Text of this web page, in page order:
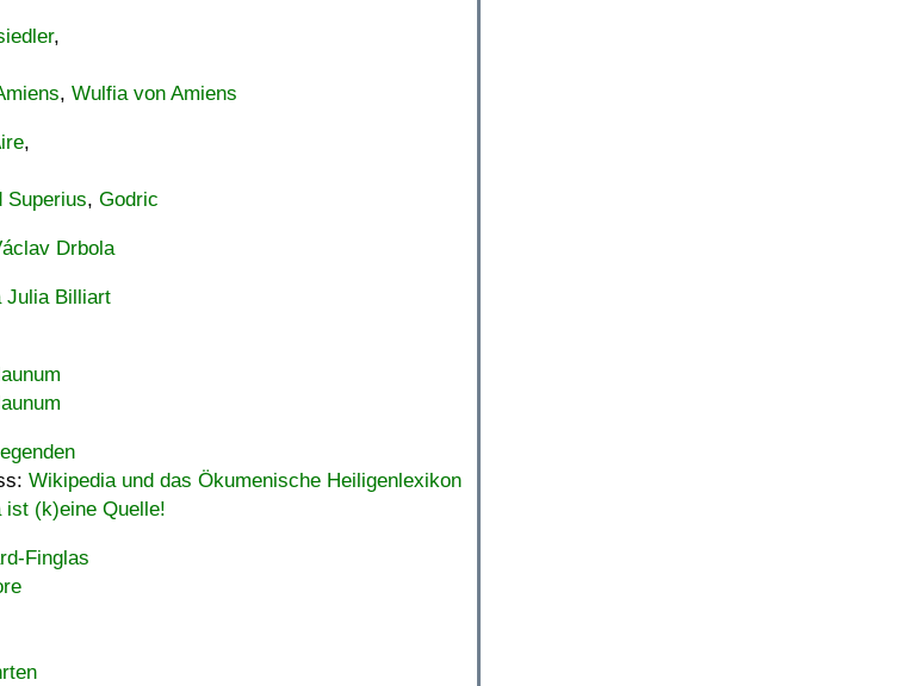
,
, Wulfia von Amiens
,
Superius, Godric
Drbola
Julia Billiart
Wikipedia und das Ökumenische Heiligenlexikon
ist (k)eine Quelle!
Finglas